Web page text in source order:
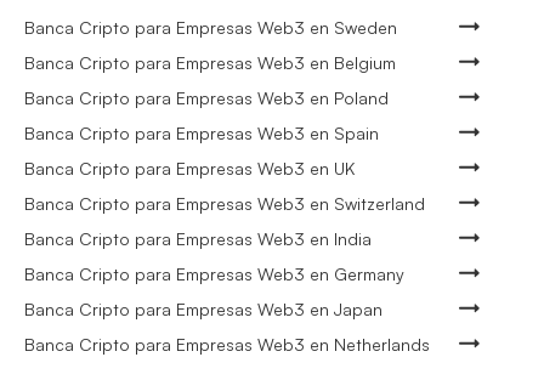
Banca Cripto para Empresas Web3 en Sweden
Banca Cripto para Empresas Web3 en Belgium
Banca Cripto para Empresas Web3 en Poland
Banca Cripto para Empresas Web3 en Spain
Banca Cripto para Empresas Web3 en UK
Banca Cripto para Empresas Web3 en Switzerland
Banca Cripto para Empresas Web3 en India
Banca Cripto para Empresas Web3 en Germany
Banca Cripto para Empresas Web3 en Japan
Banca Cripto para Empresas Web3 en Netherlands